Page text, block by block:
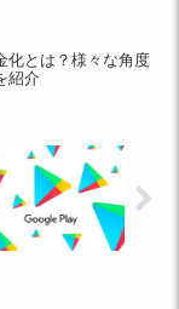
化とは？様々な角度
紹介